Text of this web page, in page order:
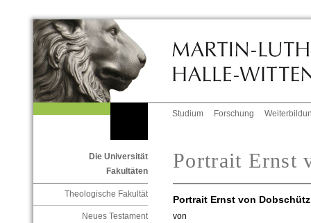
Studium Forschung
Die Universität
Fakultäten
Theologische Fakultät
Neues Testament
Portrait Ernst
Portrait Ernst von Dobschütz
von